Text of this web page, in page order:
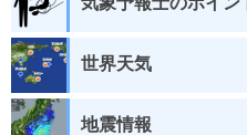
世界天気
地震情報